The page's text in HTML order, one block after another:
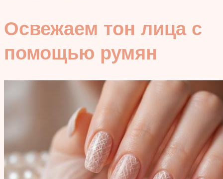
Освежаем тон лица с
помощью румян